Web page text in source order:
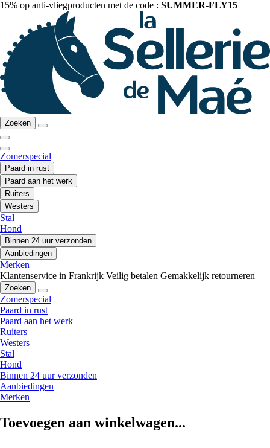
15% op anti-vliegproducten met de code : SUMMER-FLY15
Zoeken
Zomerspecial
Paard in rust
Paard aan het werk
Ruiters
Westers
Stal
Hond
Binnen 24 uur verzonden
Aanbiedingen
Merken
Klantenservice in Frankrijk Veilig betalen Gemakkelijk retourneren
Zoeken
Zomerspecial
Paard in rust
Paard aan het werk
Ruiters
Westers
Stal
Hond
Binnen 24 uur verzonden
Aanbiedingen
Merken
Toevoegen aan winkelwagen...